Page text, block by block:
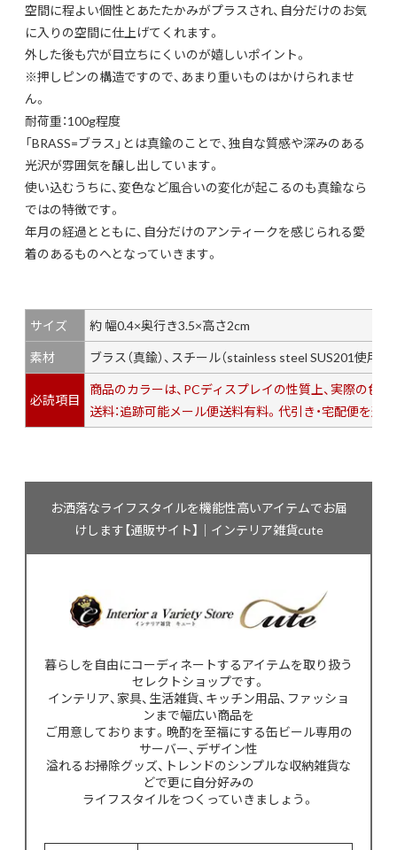
空間に程よい個性とあたたかみがプラスされ、自分だけのお気
に入りの空間に仕上げてくれます。
外した後も穴が目立ちにくいのが嬉しいポイント。
※押しピンの構造ですので、あまり重いものはかけられませ
ん。
耐荷重：100g程度
「BRASS=ブラス」とは真鍮のことで、独自な質感や深みのある
光沢が雰囲気を醸し出しています。
使い込むうちに、変色など風合いの変化が起こるのも真鍮なら
ではの特徴です。
年月の経過とともに、自分だけのアンティークを感じられる愛
着のあるものへとなっていきます。
サイズ
約 幅0.4×奥行き3.5×高さ2cm
素材
ブラス（真鍮）、スチール（stainless steel SUS201使用）
必読項目
商品のカラーは、PCディスプレイの性質上、実際の色
送料：追跡可能メール便送料有料。代引き・宅配便を選
お洒落なライフスタイルを機能性高いアイテムでお届
けします【通販サイト】｜インテリア雑貨cute
暮らしを自由にコーディネートするアイテムを取り扱う
セレクトショップです。
インテリア、家具、生活雑貨、キッチン用品、ファッショ
ンまで幅広い商品を
ご用意しております。晩酌を至福にする缶ビール専用の
サーバー、デザイン性
溢れるお掃除グッズ、トレンドのシンプルな収納雑貨な
どで更に自分好みの
ライフスタイルをつくっていきましょう。